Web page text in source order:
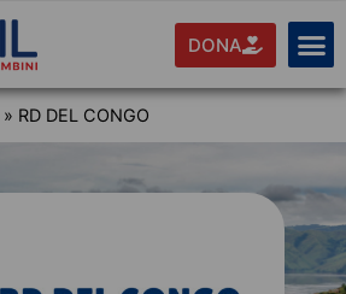
DONA
» RD DEL CONGO